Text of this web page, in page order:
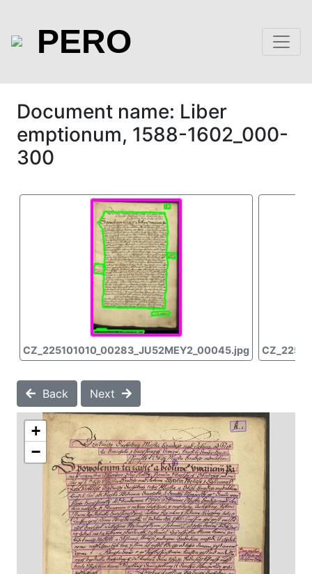
PERO
Document name: Liber
emptionum, 1588-1602_000-
300
CZ_225101010_00283_JU52MEY2_00045.jpg
Back Next
+
−